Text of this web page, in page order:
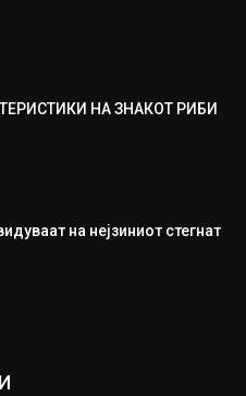
НА ЗНАКОТ РИБИ
на нејзиниот стегнат